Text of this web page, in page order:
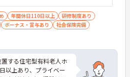
年間休日110日以上
研修制度あり
ボーナス・賞与あり
社会保険完備
する住宅型有料老人ホ
以上あり、プライベー